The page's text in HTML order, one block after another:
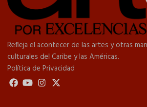
Refleja el acontecer de las artes y otras
culturales del Caribe y las Américas.
Política de Privacidad